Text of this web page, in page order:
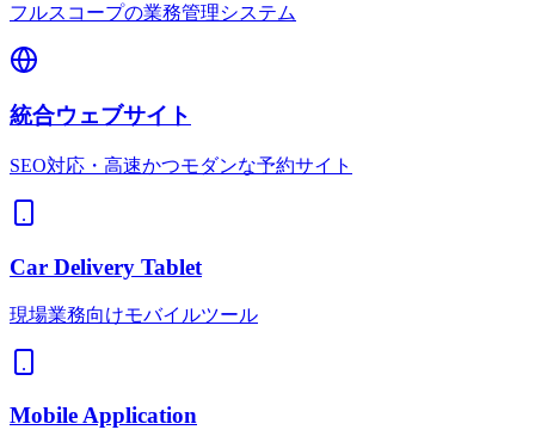
フルスコープの業務管理システム
統合ウェブサイト
SEO対応・高速かつモダンな予約サイト
Car Delivery Tablet
現場業務向けモバイルツール
Mobile Application